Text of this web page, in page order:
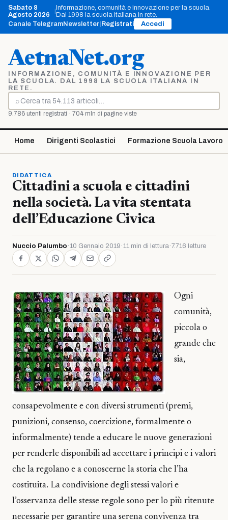
Vai
contenuto
Sabato 8
Agosto 2026
Informazione, comunità e innovazione per la scuola.
Dal 1998 la scuola italiana in rete.
Canale TelegramNewsletter Registrati Accedi
AetnaNet.org
INFORMAZIONE, COMUNITÀ E INNOVAZIONE PER
LA SCUOLA. DAL 1998 LA SCUOLA ITALIANA IN
RETE.
⌕
Cerca
9.786 utenti registrati · 704 mln di pagine viste
Home Dirigenti Scolastici Formazione Scuola Lavoro
DIDATTICA
Cittadini a scuola e cittadini
nella società. La vita stentata
dell’Educazione Civica
Nuccio Palumbo ·10 Gennaio 2019 ·11 min di lettura·7.716 letture
Ogni
comunità,
piccola o
grande che
sia,
consapevolmente e con diversi strumenti (premi,
punizioni, consenso, coercizione, formalmente o
informalmente) tende a educare le nuove generazioni
per renderle disponibili ad accettare i principi e i valori
che la regolano e a conoscerne la storia che l’ha
costituita. La condivisione degli stessi valori e
l’osservanza delle stesse regole sono per lo più ritenute
necessarie per garantire una serena convivenza tra